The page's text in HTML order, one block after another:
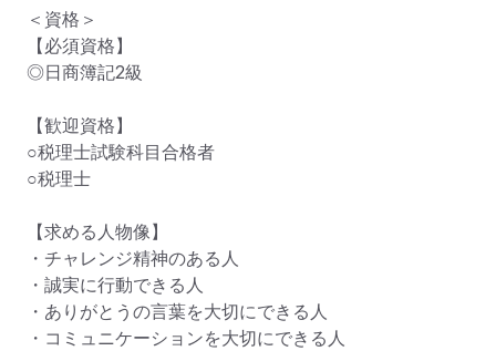
＜資格＞
【必須資格】
◎日商簿記2級
【歓迎資格】
○税理士試験科目合格者
○税理士
【求める人物像】
・チャレンジ精神のある人
・誠実に行動できる人
・ありがとうの言葉を大切にできる人
・コミュニケーションを大切にできる人